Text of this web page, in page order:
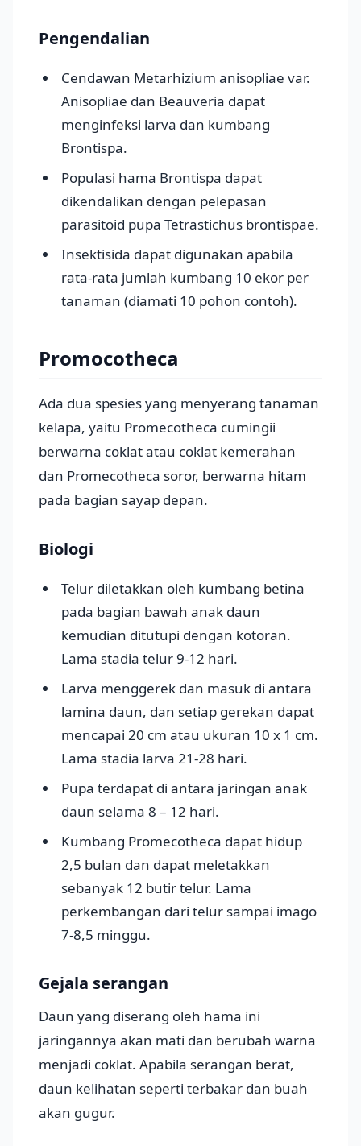
Pengendalian
Cendawan Metarhizium anisopliae var.
Anisopliae dan Beauveria dapat
menginfeksi larva dan kumbang
Brontispa.
Populasi hama Brontispa dapat
dikendalikan dengan pelepasan
parasitoid pupa Tetrastichus brontispae.
Insektisida dapat digunakan apabila
rata-rata jumlah kumbang 10 ekor per
tanaman (diamati 10 pohon contoh).
Promocotheca
Ada dua spesies yang menyerang tanaman
kelapa, yaitu Promecotheca cumingii
berwarna coklat atau coklat kemerahan
dan Promecotheca soror, berwarna hitam
pada bagian sayap depan.
Biologi
Telur diletakkan oleh kumbang betina
pada bagian bawah anak daun
kemudian ditutupi dengan kotoran.
Lama stadia telur 9-12 hari.
Larva menggerek dan masuk di antara
lamina daun, dan setiap gerekan dapat
mencapai 20 cm atau ukuran 10 x 1 cm.
Lama stadia larva 21-28 hari.
Pupa terdapat di antara jaringan anak
daun selama 8 – 12 hari.
Kumbang Promecotheca dapat hidup
2,5 bulan dan dapat meletakkan
sebanyak 12 butir telur. Lama
perkembangan dari telur sampai imago
7-8,5 minggu.
Gejala serangan
Daun yang diserang oleh hama ini
jaringannya akan mati dan berubah warna
menjadi coklat. Apabila serangan berat,
daun kelihatan seperti terbakar dan buah
akan gugur.